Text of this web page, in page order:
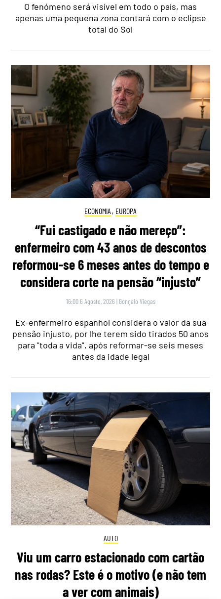
O fenómeno será visível em todo o país, mas
apenas uma pequena zona contará com o eclipse
total do Sol
ECONOMIA , EUROPA
“Fui castigado e não mereço”:
enfermeiro com 43 anos de descontos
reformou-se 6 meses antes do tempo e
considera corte na pensão “injusto”
16:00 6 Agosto, 2026 | Gonçalo Viegas
Ex-enfermeiro espanhol considera o valor da sua
pensão injusto, por lhe terem sido tirados 50 anos
para "toda a vida", após reformar-se seis meses
antes da idade legal
AUTO
Viu um carro estacionado com cartão
nas rodas? Este é o motivo (e não tem
a ver com animais)